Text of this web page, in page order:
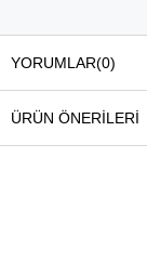
YORUMLAR(0)
ÜRÜN ÖNERILERI